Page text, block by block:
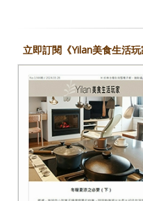
立即訂閱《Yilan美食生活